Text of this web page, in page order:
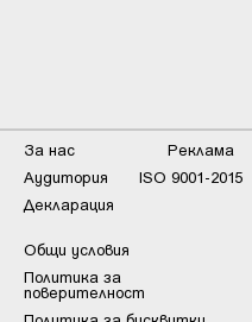
За нас
Реклама
Аудитория
ISO 9001-2015
Декларация
Общи условия
Пoлитикa зa
пoвepитeлнocт